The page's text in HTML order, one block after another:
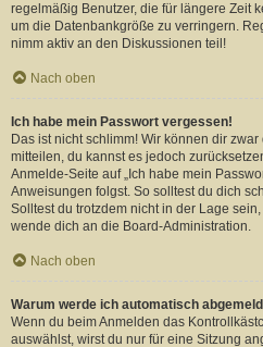
regelmäßig Benutzer, die für längere Zeit
um die Datenbankgröße zu verringern.
nimm aktiv an den Diskussionen teil!
Nach oben
Ich habe mein Passwort vergessen!
Das ist nicht schlimm! Wir können dir
mitteilen, du kannst es jedoch
Anmelde-Seite auf „Ich habe mein
Anweisungen folgst. So solltest du dich
Solltest du trotzdem nicht in der Lage
wende dich an die Board-Administration.
Nach oben
Warum werde ich automatisch
Wenn du beim Anmelden das
auswählst, wirst du nur für eine Sitzung